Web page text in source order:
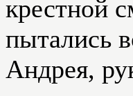
крестной
пытались
Андрея,